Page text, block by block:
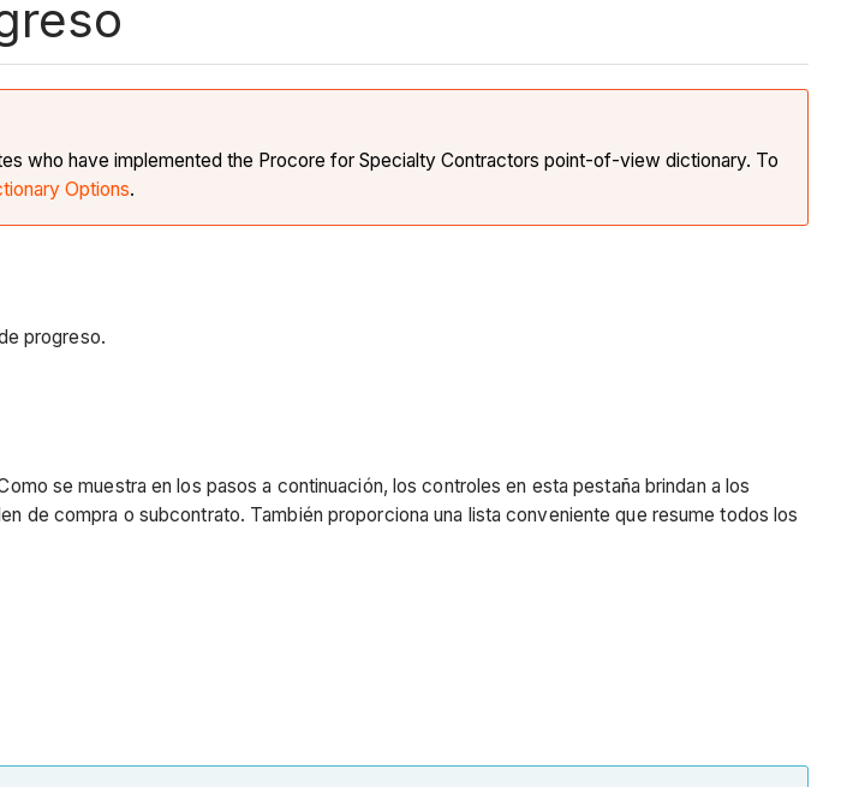
who have implemented the Procore for Specialty Contractors point-of-view dictionary. To
Options.
progreso.
se muestra en los pasos a continuación, los controles en esta pestaña brindan a los
de compra o subcontrato. También proporciona una lista conveniente que resume todos los